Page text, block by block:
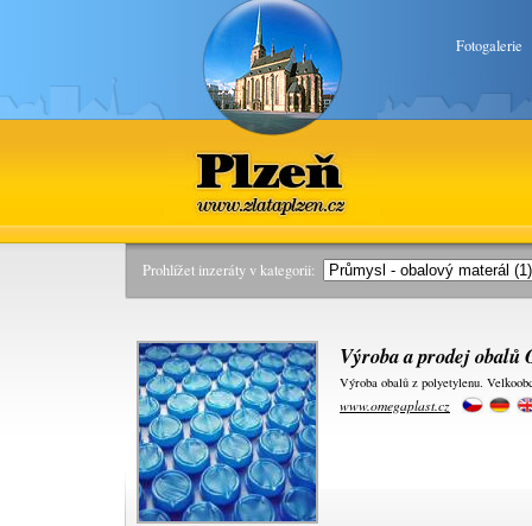
Fotogalerie
Plzeň
www.zlataplzen.cz
Prohlížet inzeráty v kategorii:
Výroba a prodej obalů
Výroba obalů z polyetylenu.
www.omegaplast.cz